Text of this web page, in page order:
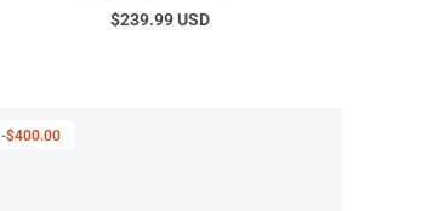
$239.99 USD
-$400.00